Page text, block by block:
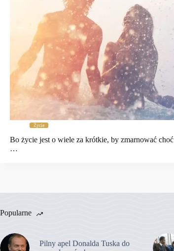
Życie
Bo życie jest o wiele za krótkie, by zmarnować choć
…
Popularne
Pilny apel Donalda Tuska do